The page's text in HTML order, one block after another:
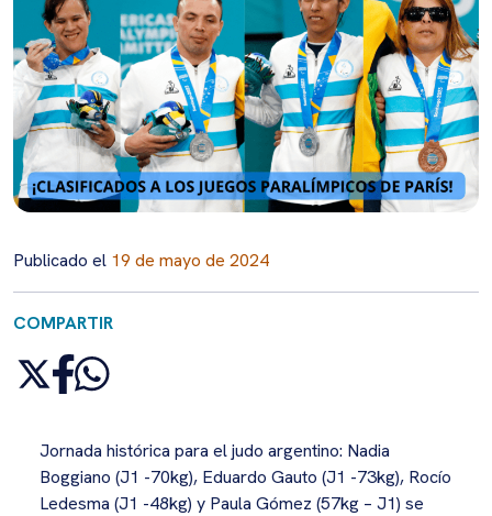
Publicado el 19 de mayo de 2024
COMPARTIR
Jornada histórica para el judo argentino: Nadia
Boggiano (J1 -70kg), Eduardo Gauto (J1 -73kg), Rocío
Ledesma (J1 -48kg) y Paula Gómez (57kg – J1) se